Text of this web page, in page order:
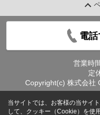
電
営業時
定
Copyright(c) 株式会社
当サイトでは、お客様の当サイ
して、クッキー（Cookie）を使